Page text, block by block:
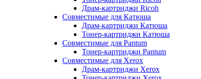
Драм-картриджи Ricoh
Совместимые для Катюша
Драм-картриджи Катюша
Тонер-картриджи Катюша
Совместимые для Pantum
Тонер-картриджи Pantum
Совместимые для Xerox
Драм-картриджи Xerox